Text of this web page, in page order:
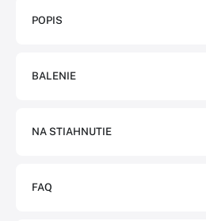
POPIS
BALENIE
NA STIAHNUTIE
FAQ